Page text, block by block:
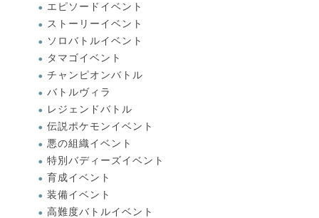
エピソードイベント
ストーリーイベント
ソロバトルイベント
タマゴイベント
チャンピオンバトル
バトルヴィラ
レジェンドバトル
伝説ポケモンイベント
悪の組織イベント
特別バディーズイベント
育成イベント
装備イベント
高難度バトルイベント